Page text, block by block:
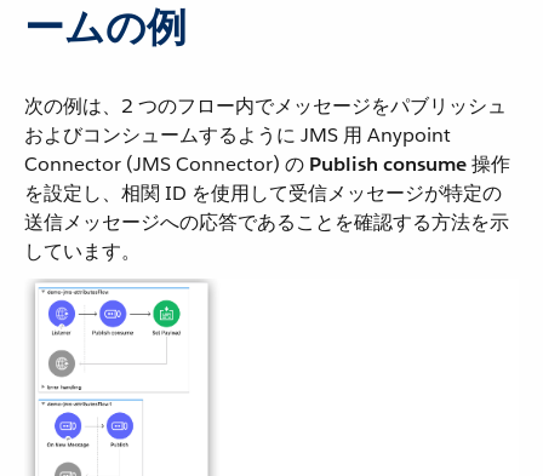
ームの例
次の例は、2 つのフロー内でメッセージをパブリッシュ
およびコンシュームするように JMS 用 Anypoint
Connector (JMS Connector) の ​ Publish consume​ 操作
を設定し、相関 ID を使用して受信メッセージが特定の
送信メッセージへの応答であることを確認する方法を示
しています。